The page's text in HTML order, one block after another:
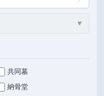
共同墓
納骨堂